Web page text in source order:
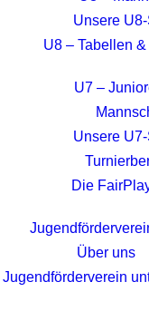
Unsere
U8 – Tabellen
U7 –
Unsere
Die
Über uns
Jugendförderverein